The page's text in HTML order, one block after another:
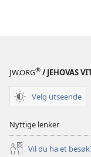
JW.ORG® / JEHOVAS
Velg utseende
Nyttige lenker
Vil du ha et